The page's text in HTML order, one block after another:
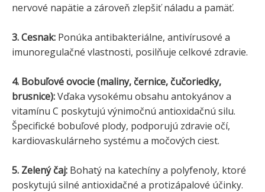
nervové napätie a zároveň zlepšiť náladu a pamäť.
3. Cesnak: Ponúka antibakteriálne, antivírusové a
imunoregulačné vlastnosti, posilňuje celkové zdravie.
4. Bobuľové ovocie (maliny, černice, čučoriedky,
brusnice):Vďaka vysokému obsahu antokyánov a
vitamínu C poskytujú výnimočnú antioxidačnú silu.
Špecifické bobuľové plody, podporujú zdravie očí,
kardiovaskulárneho systému a močových ciest.
5. Zelený čaj: Bohatý na katechíny a polyfenoly, ktoré
poskytujú silné antioxidačné a protizápalové účinky.